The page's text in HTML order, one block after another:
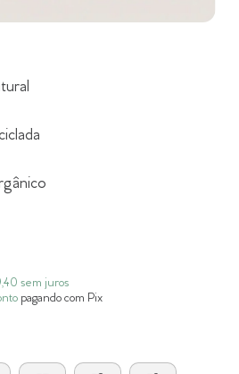
sem juros
pagando com Pix